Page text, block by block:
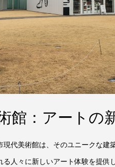
館：アートの
代美術館は、そのユニークな建
人々に新しいアート体験を提供